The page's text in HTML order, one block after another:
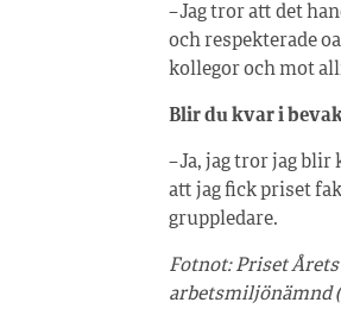
– Jag tror att det
och respekterade
kollegor och mot
Blir du kvar i
– Ja, jag tror jag
att jag fick priset
gruppledare.
Fotnot: Priset
arbetsmiljönämnd